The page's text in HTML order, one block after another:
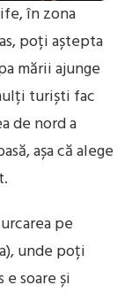
în zona
poți aștepta
mării ajunge
turiști fac
de nord a
așa că alege
pe
unde poți
soare și